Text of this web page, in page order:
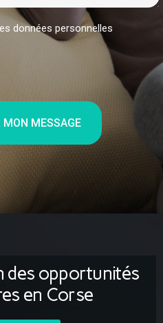
données personnelles
MON MESSAGE
des opportunités
en Corse